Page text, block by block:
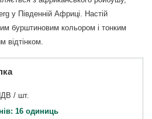
у Південній Африці. Настій
бурштиновим кольором і тонким
відтінком.
/ шт.
16 одиниць